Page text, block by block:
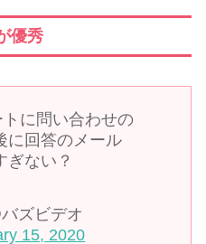
優秀
に問い合わせの
に回答のメール
ぎない？
ズビデオ
15, 2020